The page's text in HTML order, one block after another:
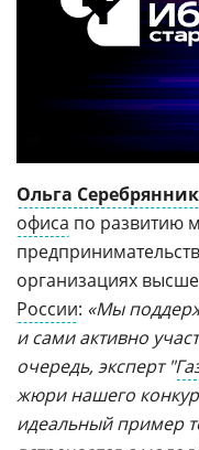
Ольга
офиса по развитию
организациях
России: «Мы
и сами активно
очередь, эксперт "
жюри нашего
идеальный пример